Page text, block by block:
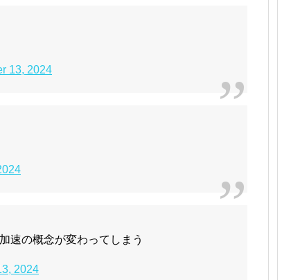
13, 2024
速の概念が変わってしまう
2024